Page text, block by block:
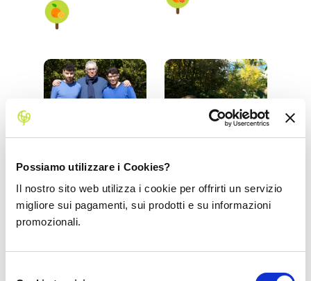
Possiamo utilizzare i Cookies?
Il nostro sito web utilizza i cookie per offrirti un servizio
migliore sui pagamenti, sui prodotti e su informazioni
promozionali.
Fratelli Marcenò
Palermo, Sicilia
Azienda Agricola
Biologica Paolo
Rossi